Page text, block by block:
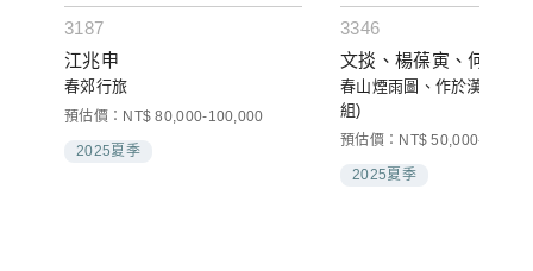
3187
江兆申
春郊行旅
預估價：NT$ 80,000-100,000
2025夏季
3346
文掞、楊葆寅、何煜
春山煙雨圖、作於漢皋、
組)
預估價：NT$ 50,000-80,000
2025夏季